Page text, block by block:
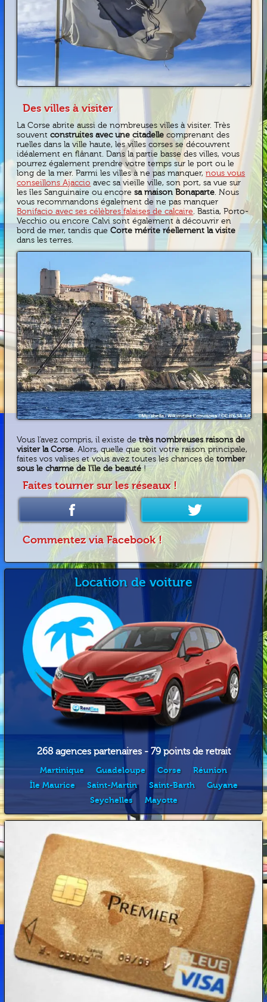
Des villes à visiter
La Corse abrite aussi de nombreuses villes à visiter. Très
souventconstruites avec une citadelle comprenant des
ruelles dans la ville haute, les villes corses se découvrent
idéalement en flânant. Dans la partie basse des villes, vous
pourrez également prendre votre temps sur le port ou le
long de la mer. Parmi les villes à ne pas manquer,nous vous
conseillons Ajaccio avec sa vieille ville, son port, sa vue sur
les îles Sanguinaire ou encoresa maison Bonaparte. Nous
vous recommandons également de ne pas manquer
Bonifacio avec ses célèbres falaises de calcaire. Bastia, Porto-
Vecchio ou encore Calvi sont également à découvrir en
bord de mer, tandis queCorte mérite réellement la visite
dans les terres.
Vous l’avez compris, il existe detrès nombreuses raisons de
visiter la Corse. Alors, quelle que soit votre raison principale,
faites vos valises et vous avez toutes les chances detomber
sous le charme de l’île de beauté!
Faites tourner sur les réseaux !
Commentez via Facebook !
Location de voiture
268 agences partenaires - 79 points de retrait
Martinique Guadeloupe Corse
Réunion
Île Maurice
Saint-Martin Saint-Barth
Guyane
Seychelles
Mayotte